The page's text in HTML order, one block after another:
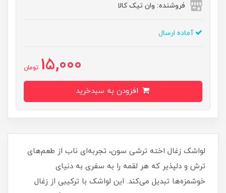
فروشنده: وان تیک کالا
آماده ارسال
15,000 تومان
لواشک زغال اخته ترشی سون، تجربه‌ای ناب از طعم‌های
ترش و دلپذیر که هر لقمه را به سفری به دنیای
خوشمزه‌ها تبدیل می‌کند. این لواشک با ترکیبی از زغال